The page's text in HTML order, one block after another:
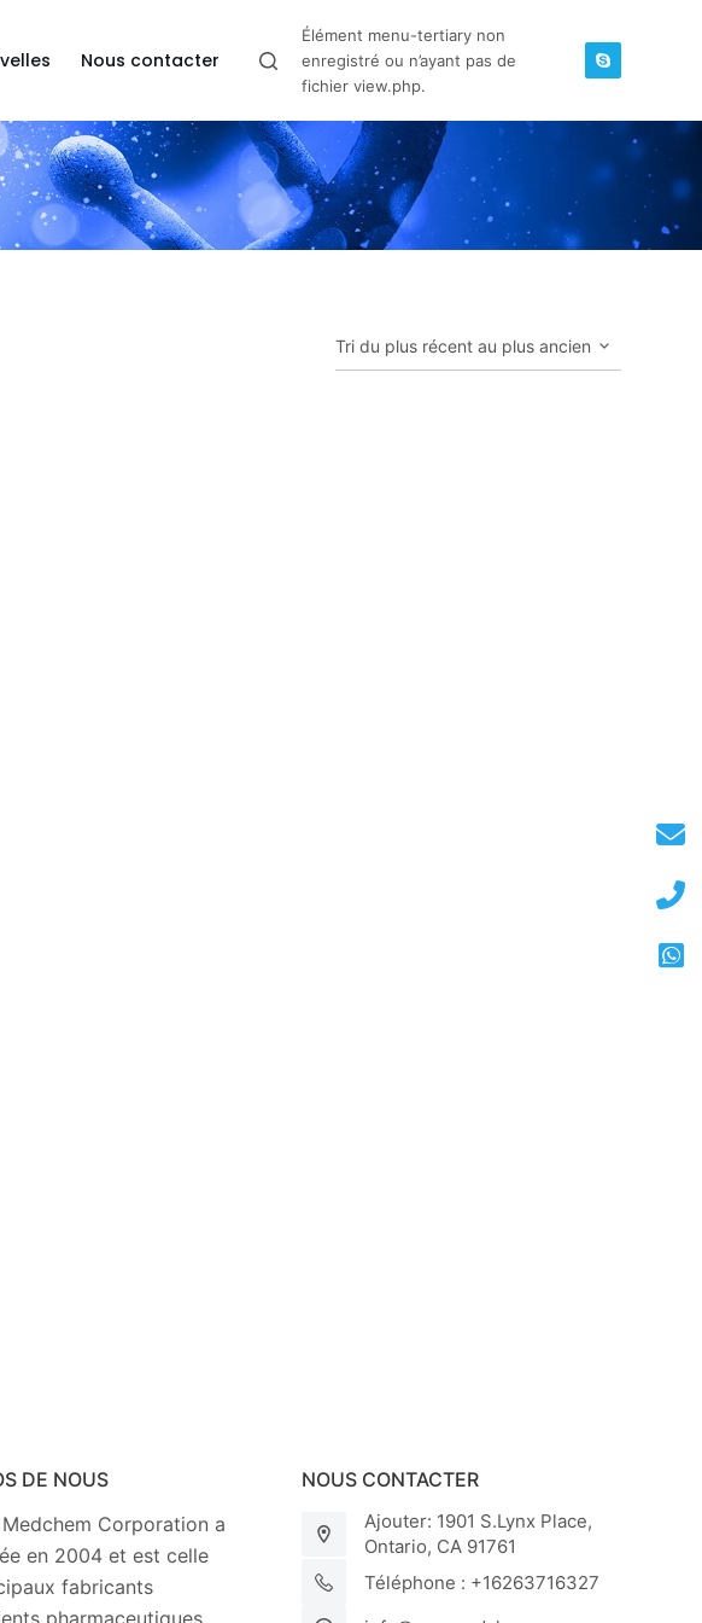
Nous contacter
Élément menu-tertiary non
enregistré ou n’ayant pas de
fichier view.php.
DE NOUS
Medchem Corporation a
en 2004 et est celle
fabricants
NOUS CONTACTER
Ajouter: 1901 S.Lynx Place,
Ontario, CA 91761
Téléphone : +16263716327